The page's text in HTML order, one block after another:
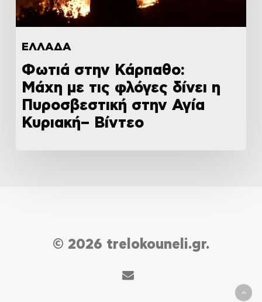
ΕΛΛΑΔΑ
Φωτιά στην Κάρπαθο:
Μάχη με τις φλόγες δίνει η
Πυροσβεστική στην Αγία
Κυριακή– Βίντεο
© 2026 trelokouneli.gr.
email